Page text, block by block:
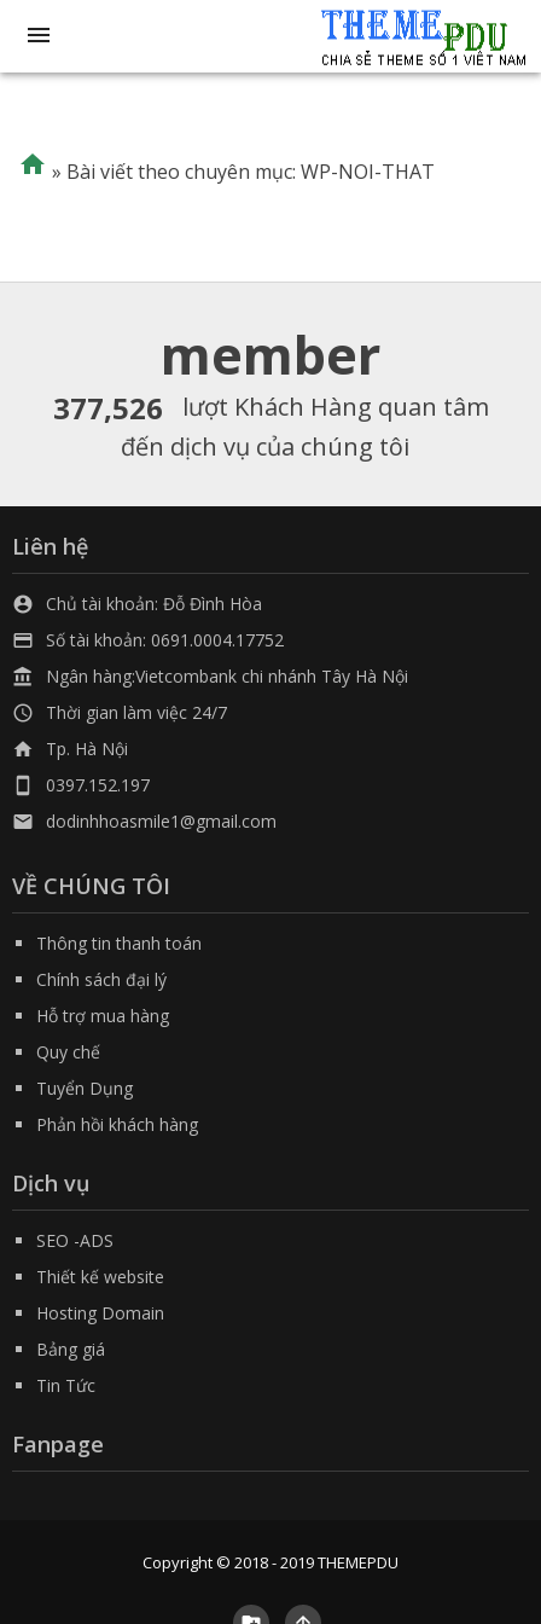

 » Bài viết theo chuyên mục: WP-NOI-THAT
member
377,526
lượt Khách Hàng quan tâm
đến dịch vụ của chúng tôi
Liên hệ
 Chủ tài khoản: Đỗ Đình Hòa
 Số tài khoản: 0691.0004.17752
 Ngân hàng:Vietcombank chi nhánh Tây Hà Nội
 Thời gian làm việc 24/7
 Tp. Hà Nội
 0397.152.197
 dodinhhoasmile1@gmail.com
VỀ CHÚNG TÔI
Thông tin thanh toán
Chính sách đại lý
Hỗ trợ mua hàng
Quy chế
Tuyển Dụng
Phản hồi khách hàng
Dịch vụ
SEO -ADS
Thiết kế website
Hosting Domain
Bảng giá
Tin Tức
Fanpage
Copyright © 2018 - 2019THEMEPDU